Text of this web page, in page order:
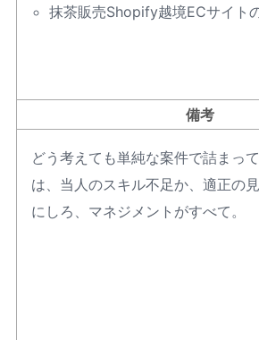
抹茶販売Shopify越境ECサイト
備考
どう考えても単純な案件で詰まっ
は、当人のスキル不足か、適正の
にしろ、マネジメントがすべて。